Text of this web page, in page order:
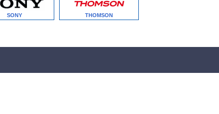
SONY THOMSON